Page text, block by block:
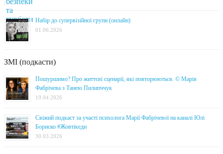
Набір до супервізійної групи (онлайн)
01.06.2026
ЗМІ (подкасти)
Пошуршимо? Про життєві сценарії, які повторюються. © Марія
Фабрічева з Танею Пилипччук
19.04.2026
Свіжий подкаст за участі психолога Марії Фабрічевої на каналі Юлі
Бориско #Жовтікеди
30.03.2026